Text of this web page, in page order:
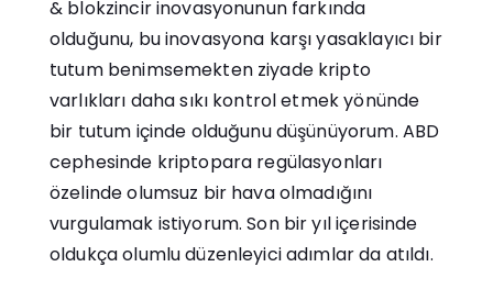
& blokzincir inovasyonunun farkında
olduğunu, bu inovasyona karşı yasaklayıcı bir
tutum benimsemekten ziyade kripto
varlıkları daha sıkı kontrol etmek yönünde
bir tutum içinde olduğunu düşünüyorum. ABD
cephesinde kriptopara regülasyonları
özelinde olumsuz bir hava olmadığını
vurgulamak istiyorum. Son bir yıl içerisinde
oldukça olumlu düzenleyici adımlar da atıldı.